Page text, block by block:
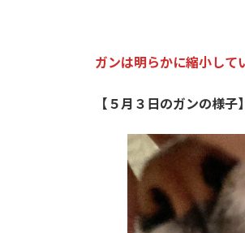
ガンは明らかに縮小して
【５月３日のガンの様